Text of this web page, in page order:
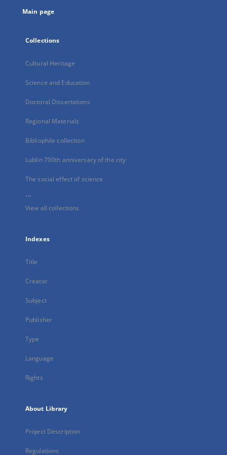
Main page
Collections
Cultural Heritage
Science and Education
Doctoral Dissertations
Regional Materials
Bibliophile collection
Lublin 700th anniversary of the city
The social effect of science
...
View all collections
Indexes
Title
Creator
Subject
Publisher
Type
Language
Rights
About Library
Project Description
Regulations